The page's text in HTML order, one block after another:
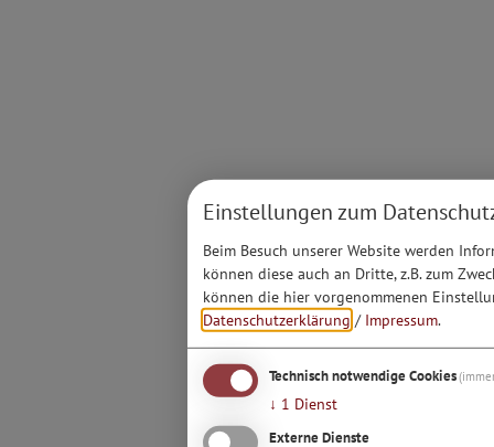
Einstellungen zum
Beim Besuch unserer Website werden
können diese auch an Dritte, z.B. zum
können die hier vorgenommenen
Datenschutzerklärung / Impressum.
Technisch notwendige Cookies
↓ 1 Dienst
Externe Dienste